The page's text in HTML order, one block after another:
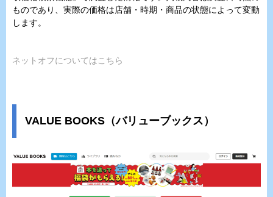
ものであり、実際の価格は店舗・時期・商品の状態によって変動
します。
ネットオフについてはこちら
VALUE BOOKS（バリューブックス）